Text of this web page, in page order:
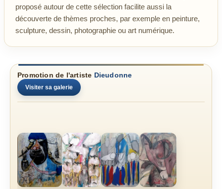
proposé autour de cette sélection facilite aussi la
découverte de thèmes proches, par exemple en peinture,
sculpture, dessin, photographie ou art numérique.
Promotion de l'artiste Dieudonne
Visiter sa galerie